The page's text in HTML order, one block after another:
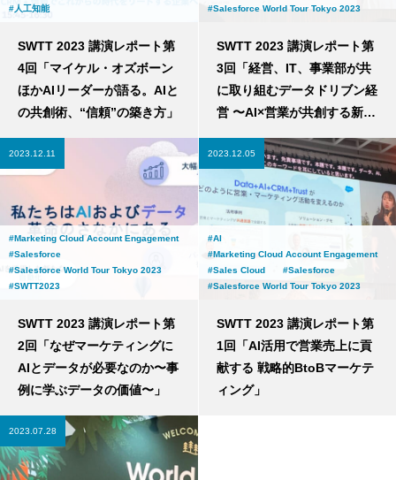
人工知能
SWTT 2023 講演レポート第
4回「マイケル・オズボーン
ほかAIリーダーが語る。AIと
の共創術、“信頼”の築き方」
Salesforce World Tour Tokyo 2023
SWTT 2023 講演レポート第
3回「経営、IT、事業部が共
に取り組むデータドリブン経
営 〜AI×営業が共創する新時
2023.12.11
Marketing Cloud Account Engagement
Salesforce
Salesforce World Tour Tokyo 2023
SWTT2023
SWTT 2023 講演レポート第
2回「なぜマーケティングに
AIとデータが必要なのか〜事
例に学ぶデータの価値〜」
2023.12.05
AI
Marketing Cloud Account Engagement
Sales Cloud
Salesforce
Salesforce World Tour Tokyo 2023
SWTT 2023 講演レポート第
1回「AI活用で営業売上に貢
献する 戦略的BtoBマーケテ
ィング」
2023.07.28